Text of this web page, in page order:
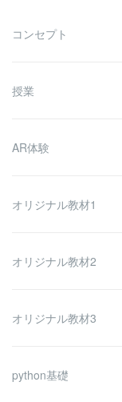
コンセプト
授業
AR体験
オリジナル教材1
オリジナル教材2
オリジナル教材3
python基礎